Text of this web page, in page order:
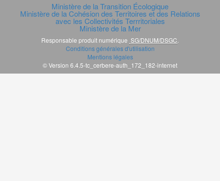
Ministère de la Transition Écologique
Ministère de la Cohésion des Territoires et des Relations
avec les Collectivités Terrritoriales
Ministère de la Mer
Responsable produit numérique SG/DNUM/DSGC.
Conditions générales d'utilisation
Mentions légales
© Version 6.4.5-tc_cerbere-auth_172_182-internet